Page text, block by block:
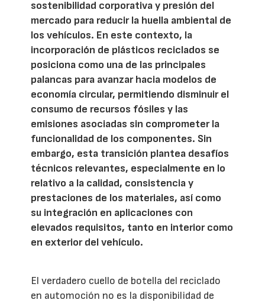
sostenibilidad corporativa y presión del
mercado para reducir la huella ambiental de
los vehículos. En este contexto, la
incorporación de plásticos reciclados se
posiciona como una de las principales
palancas para avanzar hacia modelos de
economía circular, permitiendo disminuir el
consumo de recursos fósiles y las
emisiones asociadas sin comprometer la
funcionalidad de los componentes. Sin
embargo, esta transición plantea desafíos
técnicos relevantes, especialmente en lo
relativo a la calidad, consistencia y
prestaciones de los materiales, así como
su integración en aplicaciones con
elevados requisitos, tanto en interior como
en exterior del vehículo.
El verdadero cuello de botella del reciclado
en automoción no es la disponibilidad de